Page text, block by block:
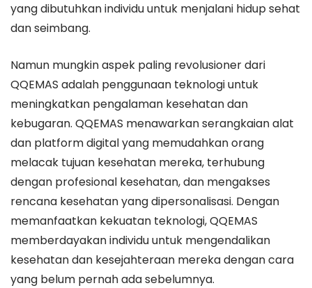
yang dibutuhkan individu untuk menjalani hidup sehat
dan seimbang.
Namun mungkin aspek paling revolusioner dari
QQEMAS adalah penggunaan teknologi untuk
meningkatkan pengalaman kesehatan dan
kebugaran. QQEMAS menawarkan serangkaian alat
dan platform digital yang memudahkan orang
melacak tujuan kesehatan mereka, terhubung
dengan profesional kesehatan, dan mengakses
rencana kesehatan yang dipersonalisasi. Dengan
memanfaatkan kekuatan teknologi, QQEMAS
memberdayakan individu untuk mengendalikan
kesehatan dan kesejahteraan mereka dengan cara
yang belum pernah ada sebelumnya.